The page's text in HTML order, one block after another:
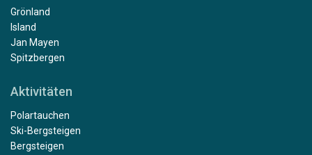
Grönland
Island
Jan Mayen
Spitzbergen
Aktivitäten
Polartauchen
Ski-Bergsteigen
Bergsteigen